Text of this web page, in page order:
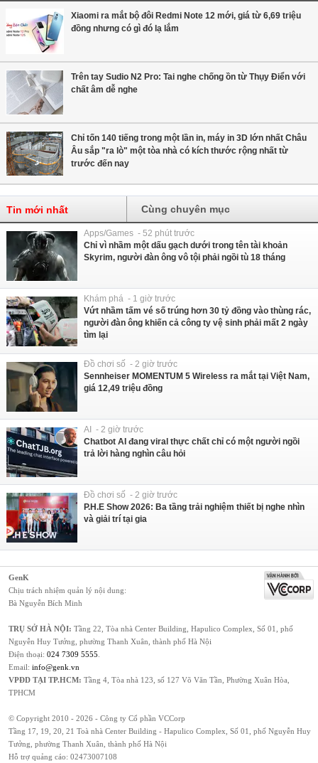
Xiaomi ra mắt bộ đôi Redmi Note 12 mới, giá từ 6,69 triệu
đồng nhưng có gì đó lạ lắm
Trên tay Sudio N2 Pro: Tai nghe chống ồn từ Thụy Điển với
chất âm dễ nghe
Chỉ tốn 140 tiếng trong một lần in, máy in 3D lớn nhất Châu
Âu sắp "ra lò" một tòa nhà có kích thước rộng nhất từ
trước đến nay
Tin mới nhất Cùng chuyên mục
Apps/Games - 52 phút trước
Chỉ vì nhầm một dấu gạch dưới trong tên tài khoản
Skyrim, người đàn ông vô tội phải ngồi tù 18 tháng
Khám phá - 1 giờ trước
Vứt nhầm tấm vé số trúng hơn 30 tỷ đồng vào thùng rác,
người đàn ông khiến cả công ty vệ sinh phải mất 2 ngày
tìm lại
Đồ chơi số - 2 giờ trước
Sennheiser MOMENTUM 5 Wireless ra mắt tại Việt Nam,
giá 12,49 triệu đồng
AI - 2 giờ trước
Chatbot AI đang viral thực chất chỉ có một người ngồi
trả lời hàng nghìn câu hỏi
Đồ chơi số - 2 giờ trước
P.H.E Show 2026: Ba tầng trải nghiệm thiết bị nghe nhìn
và giải trí tại gia
GenK
Chịu trách nhiệm quản lý nội dung:
Bà Nguyễn Bích Minh
TRỤ SỞ HÀ NỘI: Tầng 22, Tòa nhà Center Building, Hapulico Complex, Số 01, phố
Nguyễn Huy Tưởng, phường Thanh Xuân, thành phố Hà Nội
Điện thoại: 024 7309 5555
Email: info@genk.vn
VPĐD TẠI TP.HCM: Tầng 4, Tòa nhà 123, số 127 Võ Văn Tần, Phường Xuân Hòa,
TPHCM
© Copyright 2010 - 2026 - Công ty Cổ phần VCCorp
Tầng 17, 19, 20, 21 Toà nhà Center Building - Hapulico Complex, Số 01, phố Nguyễn Huy
Tưởng, phường Thanh Xuân, thành phố Hà Nội
Hỗ trợ quảng cáo: 02473007108